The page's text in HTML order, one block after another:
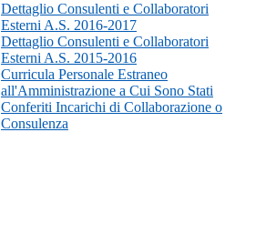
Dettaglio Consulenti e Collaboratori
Esterni A.S. 2016-2017
Dettaglio Consulenti e Collaboratori
Esterni A.S. 2015-2016
Curricula Personale Estraneo
all'Amministrazione a Cui Sono Stati
Conferiti Incarichi di Collaborazione o
Consulenza